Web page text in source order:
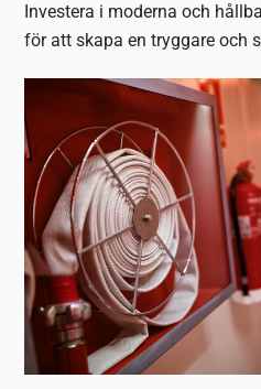
Investera i moderna och
för att skapa en tryggare och